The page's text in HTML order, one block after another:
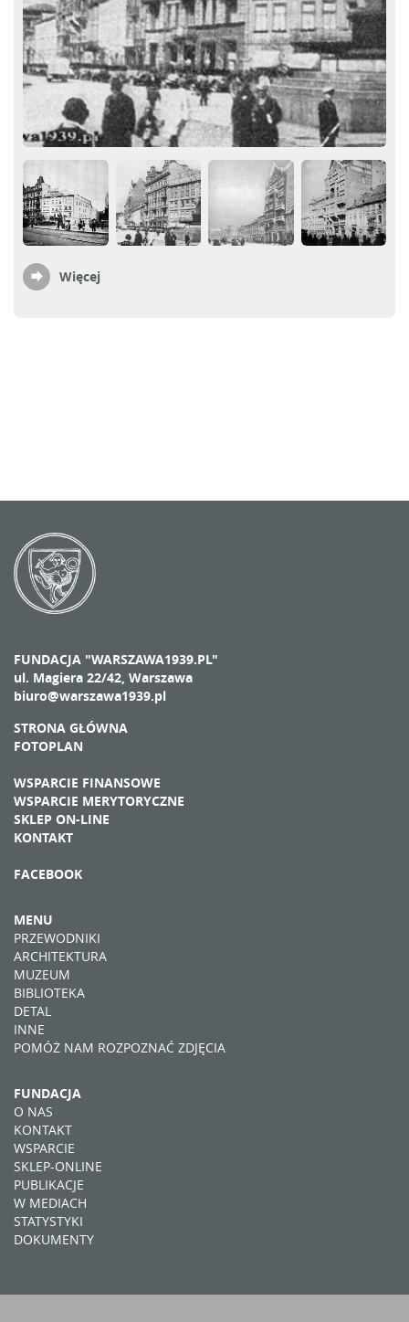
Więcej
FUNDACJA "WARSZAWA1939.PL"
ul. Magiera 22/42, Warszawa
biuro@warszawa1939.pl
STRONA GŁÓWNA
FOTOPLAN
WSPARCIE FINANSOWE
WSPARCIE MERYTORYCZNE
SKLEP ON-LINE
KONTAKT
FACEBOOK
MENU
PRZEWODNIKI
ARCHITEKTURA
MUZEUM
BIBLIOTEKA
DETAL
INNE
POMÓŻ NAM ROZPOZNAĆ ZDJĘCIA
FUNDACJA
O NAS
KONTAKT
WSPARCIE
SKLEP-ONLINE
PUBLIKACJE
W MEDIACH
STATYSTYKI
DOKUMENTY